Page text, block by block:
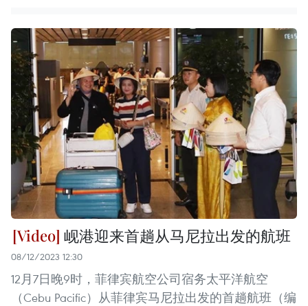
岘港迎来首趟从马尼拉出发的航班
08/12/2023 12:30
12月7日晚9时，菲律宾航空公司宿务太平洋航空
（Cebu Pacific）从菲律宾马尼拉出发的首趟航班（编